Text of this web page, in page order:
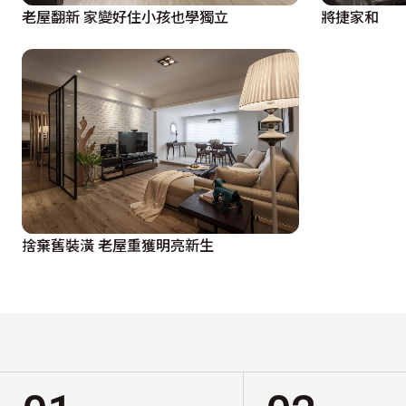
老屋翻新 家變好住小孩也學獨立 將捷家和
捨棄舊裝潢 老屋重獲明亮新生